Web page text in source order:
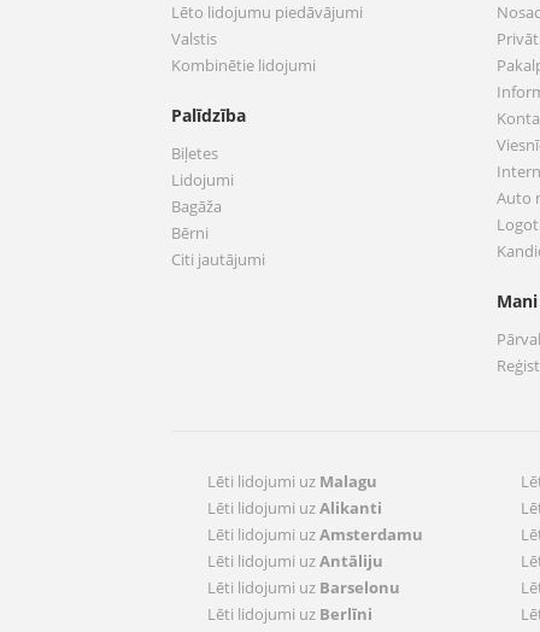
Lēto lidojumu piedāvājumi
Valstis
Kombinētie lidojumi
Palīdzība
Biļetes
Lidojumi
Bagāža
Bērni
Citi jautājumi
Auto
Lēti lidojumi uz Malagu
Lēti lidojumi uzAlikanti
Lēti lidojumi uzAmsterdamu
Lēti lidojumi uzAntāliju
Lēti lidojumi uz Barselonu
Lēti lidojumi uz Berlīni